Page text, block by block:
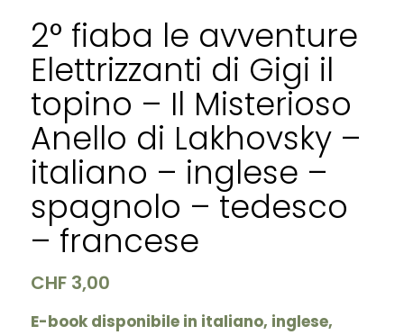
2° fiaba le avventure
Elettrizzanti di Gigi il
topino – Il Misterioso
Anello di Lakhovsky –
italiano – inglese –
spagnolo – tedesco
– francese
CHF3,00
E-book disponibile in italiano, inglese,